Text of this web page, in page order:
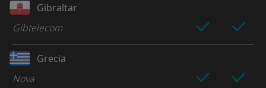
Gibraltar
Gibtelecom
Grecia
Nova